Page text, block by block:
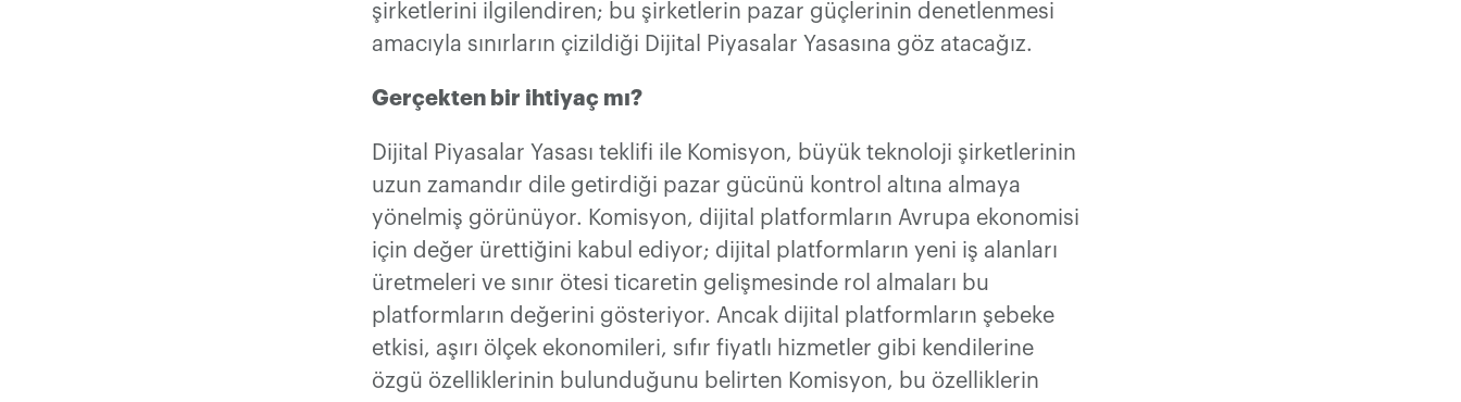
şirketlerini ilgilendiren; bu şirketlerin pazar güçlerinin denetlenmesi
amacıyla sınırların çizildiği Dijital Piyasalar Yasasına göz atacağız.
Gerçekten bir ihtiyaç mı?
Dijital Piyasalar Yasası teklifi ile Komisyon, büyük teknoloji şirketlerinin
uzun zamandır dile getirdiği pazar gücünü kontrol altına almaya
yönelmiş görünüyor. Komisyon, dijital platformların Avrupa ekonomisi
için değer ürettiğini kabul ediyor; dijital platformların yeni iş alanları
üretmeleri ve sınır ötesi ticaretin gelişmesinde rol almaları bu
platformların değerini gösteriyor. Ancak dijital platformların şebeke
etkisi, aşırı ölçek ekonomileri, sıfır fiyatlı hizmetler gibi kendilerine
özgü özelliklerinin bulunduğunu belirten Komisyon, bu özelliklerin